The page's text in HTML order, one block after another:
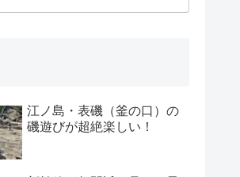
江ノ島・表磯（釜の口）の
磯遊びが超絶楽しい！